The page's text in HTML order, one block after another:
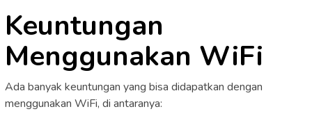
Keuntungan
Menggunakan WiFi
Ada banyak keuntungan yang bisa didapatkan dengan
menggunakan WiFi, di antaranya: